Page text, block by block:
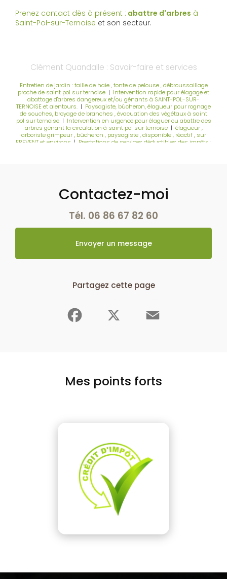
Prenez contact dès à présent : abattre d'arbres à
Saint-Pol-sur-Ternoise et son secteur.
Clément Quandalle : Savoir-faire et services
Entretien de jardin : taille de haie , tonte de pelouse , débroussaillage
proche de saint pol sur ternoise | Intervention rapide pour élagage et
abattage d'arbres dangereux et/ou gênants à SAINT-POL-SUR-
TERNOISE et alentours. | Paysagiste, bûcheron, élagueur pour rognage
de souches, broyage de branches , évacuation des végétaux à saint
pol sur ternoise| Intervention en urgence pour élaguer ou abattre des
arbres gênant la circulation à saint pol sur ternoise| élagueur ,
arboriste grimpeur , bûcheron , paysagiste , disponible , réactif , sur
FREVENT et environs | Prestations de services déductibles des impôts :
Contactez-moi
Tél. 06 86 67 82 60
Envoyer un message
Partagez cette page
Mes points forts